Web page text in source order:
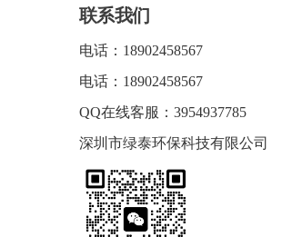
联系我们
电话： 18902458567
电话： 18902458567
QQ在线客服： 3954937785
深圳市绿泰环保科技有限公司